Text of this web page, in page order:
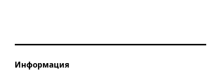
Информация